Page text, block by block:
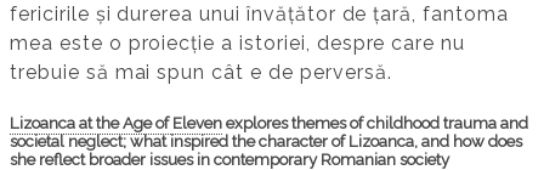
fericirile și durerea unui învățător de țară, fantoma
mea este o proiecție a istoriei, despre care nu
trebuie să mai spun cât e de perversă.
Lizoanca at the Age of Eleven explores themes of childhood trauma and
societal neglect; what inspired the character of Lizoanca, and how does
she reflect broader issues in contemporary Romanian society